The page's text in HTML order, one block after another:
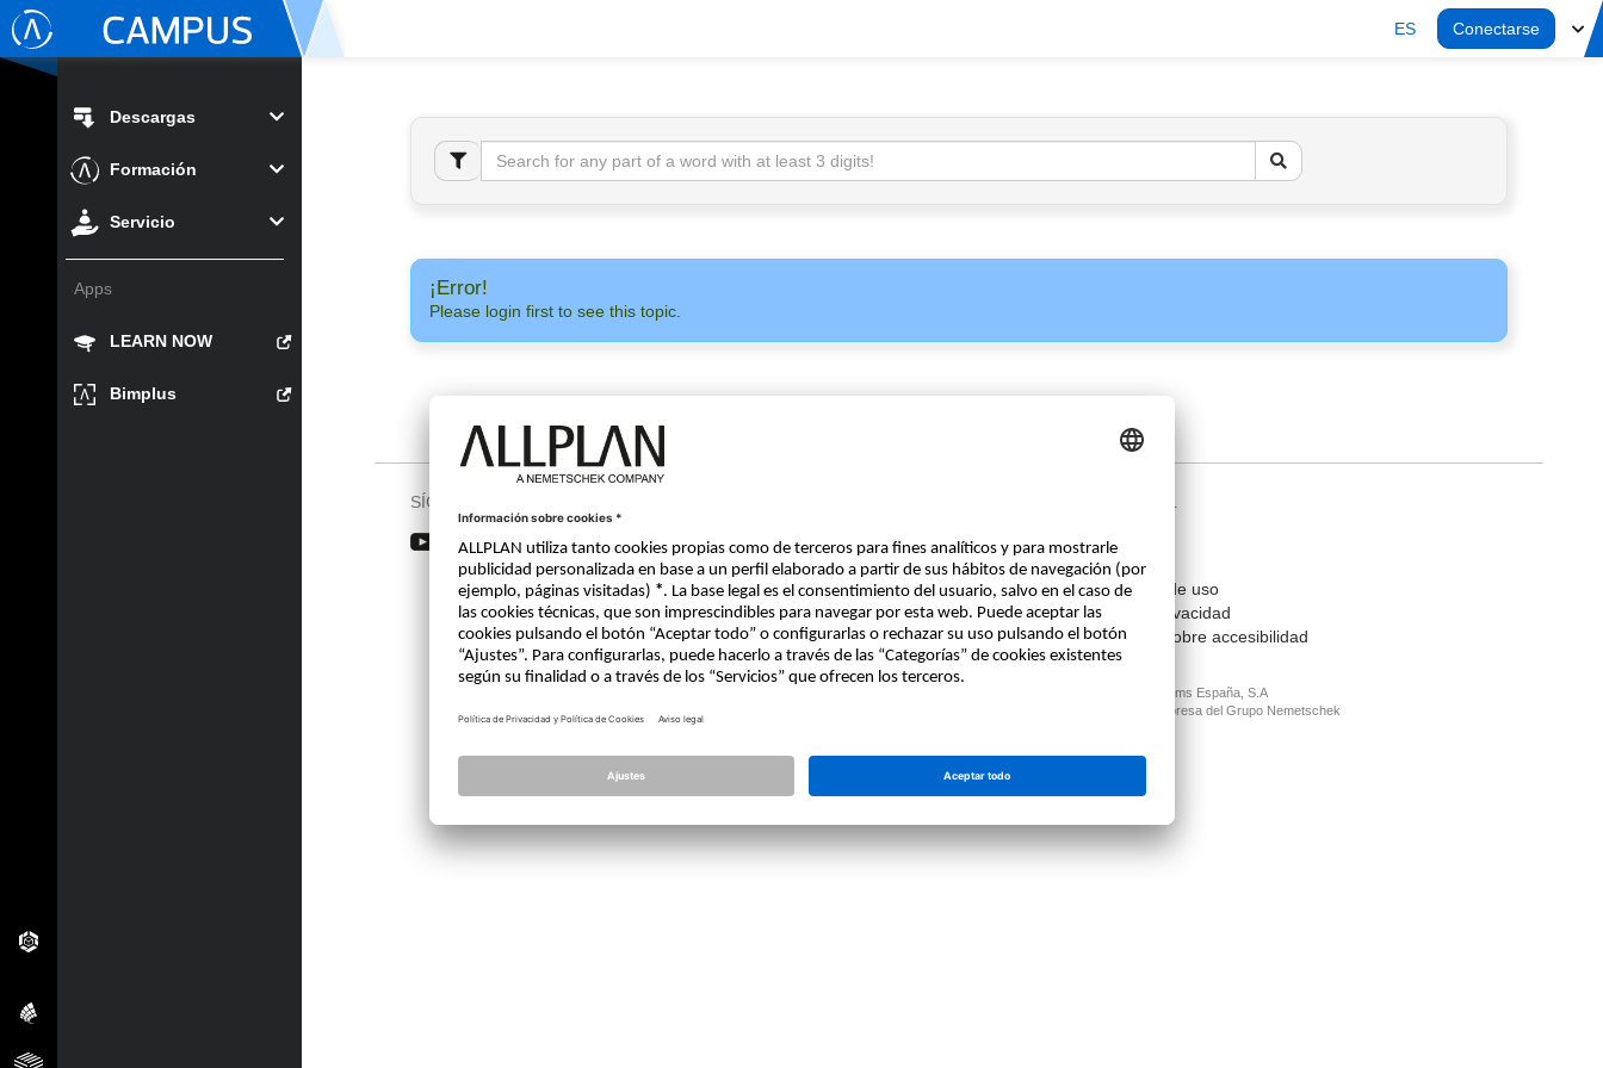
ES Conectarse
Descargas
Formación
Servicio
Apps
LEARN NOW
Bimplus
¡Error!
Please login first to see this topic.
SÍGUENOS EN
Licencia
Ajustes de privacidad
Allplan
Allplan Connect
Contacto
Aviso legal
Condiciones de uso
Política de privacidad
Información sobre accesibilidad
© ALLPLAN Systems España, S.A
ALLPLAN, un empresa del Grupo Nemetschek